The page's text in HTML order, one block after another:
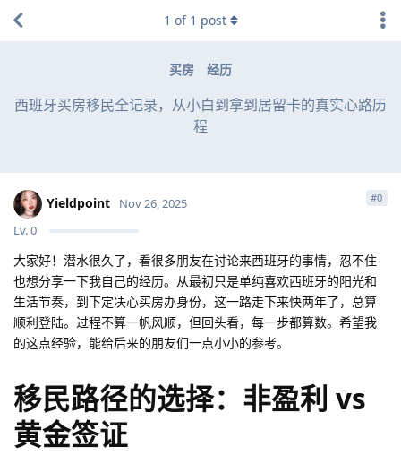
买房 经历
西班牙买房移民全记录，从小白到拿到居留卡的真实心路历
程
1 of 1 post
Yieldpoint
Lv.0
Nov 26, 2025 #0
大家好！潜水很久了，看很多朋友在讨论来西班牙的事情，忍不住
也想分享一下我自己的经历。从最初只是单纯喜欢西班牙的阳光和
生活节奏，到下定决心买房办身份，这一路走下来快两年了，总算
顺利登陆。过程不算一帆风顺，但回头看，每一步都算数。希望我
的这点经验，能给后来的朋友们一点小小的参考。
移民路径的选择：非盈利 vs
黄金签证